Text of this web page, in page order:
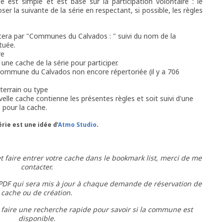
la suivante de la série en respectant, si possible, les règles
par "Communes du Calvados : " suivi du nom de la
cache de la série pour participer.
du Calvados non encore répertoriée (il y a 706
ou type
cache contienne les présentes règles et soit suivi d'une
la cache.
est une idée d’Atmo Studio.
entrer votre cache dans le bookmark list, merci de me
contacter.
qui sera mis à jour à chaque demande de réservation de
cache ou de création.
une recherche rapide pour savoir si la commune est
disponible.